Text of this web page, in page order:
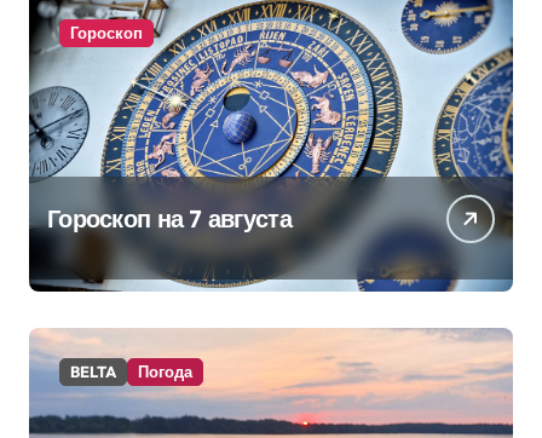
Гороскоп
Гороскоп на 7 августа
BELTA Погода